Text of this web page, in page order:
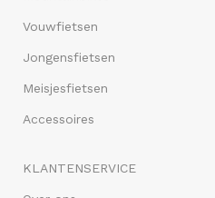
Vouwfietsen
Jongensfietsen
Meisjesfietsen
Accessoires
KLANTENSERVICE